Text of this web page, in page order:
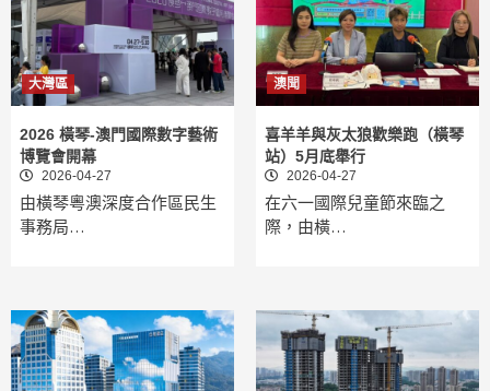
大灣區
2026 橫琴-澳門國際數字藝術
博覽會開幕
2026-04-27
由橫琴粵澳深度合作區民生
事務局…
澳聞
喜羊羊與灰太狼歡樂跑（橫琴
站）5月底舉行
2026-04-27
在六一國際兒童節來臨之
際，由橫…